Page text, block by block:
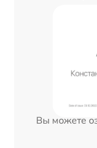
Вы можете